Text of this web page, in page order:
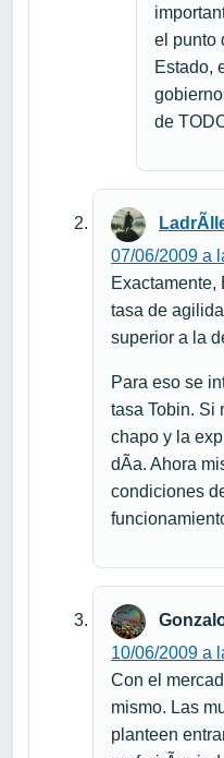
el punto
Estado,
de
07/06/2009 a
Exactamente,
tasa de
superior a la
Para eso se
tasa Tobin. Si
chapo y la
dÃ­a. Ahora
condiciones
10/06/2009 a
Con el
mismo. Las
planteen